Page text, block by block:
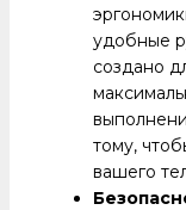
удобные
создано
тому,
вашего